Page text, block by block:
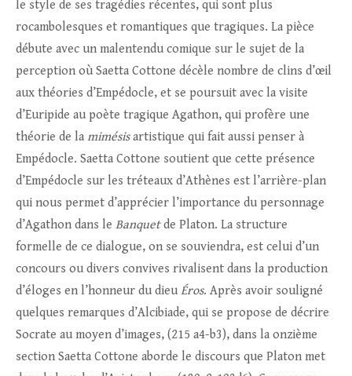
le style de ses tragédies récentes, qui sont plus
rocambolesques et romantiques que tragiques. La pièce
débute avec un malentendu comique sur le sujet de la
perception où Saetta Cottone décèle nombre de clins d’œil
aux théories d’Empédocle, et se poursuit avec la visite
d’Euripide au poète tragique Agathon, qui profère une
théorie de la mimésisartistique qui fait aussi penser à
Empédocle. Saetta Cottone soutient que cette présence
d’Empédocle sur les tréteaux d’Athènes est l’arrière-plan
qui nous permet d’apprécier l’importance du personnage
d’Agathon dans le Banquetde Platon. La structure
formelle de ce dialogue, on se souviendra, est celui d’un
concours ou divers convives rivalisent dans la production
d’éloges en l’honneur du dieu Éros. Après avoir souligné
quelques remarques d’Alcibiade, qui se propose de décrire
Socrate au moyen d’images, (215 a4-b3), dans la onzième
section Saetta Cottone aborde le discours que Platon met